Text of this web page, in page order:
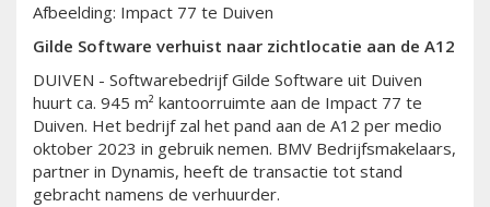
Afbeelding: Impact 77 te Duiven
Gilde Software verhuist naar zichtlocatie aan de A12
DUIVEN - Softwarebedrijf Gilde Software uit Duiven
huurt ca. 945 m² kantoorruimte aan de Impact 77 te
Duiven. Het bedrijf zal het pand aan de A12 per medio
oktober 2023 in gebruik nemen. BMV Bedrijfsmakelaars,
partner in Dynamis, heeft de transactie tot stand
gebracht namens de verhuurder.